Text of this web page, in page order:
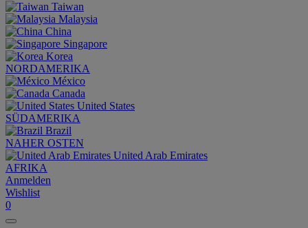
Taiwan
Malaysia
China
Singapore
Korea
NORDAMERIKA
México
Canada
United States
SÜDAMERIKA
Brazil
NAHER OSTEN
United Arab Emirates
AFRIKA
Anmelden
Wishlist
0